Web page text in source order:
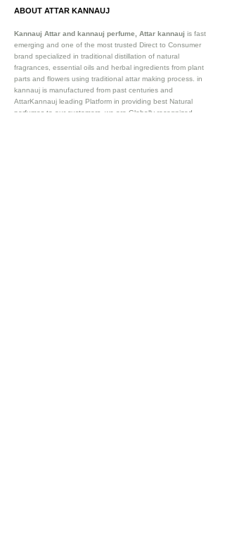
ABOUT ATTAR KANNAUJ
Kannauj Attar and kannauj perfume, Attar kannauj is fast
emerging and one of the most trusted Direct to Consumer
brand specialized in traditional distillation of natural
fragrances, essential oils and herbal ingredients from plant
parts and flowers using traditional attar making process. in
kannauj is manufactured from past centuries and
AttarKannauj leading Platform in providing best Natural
perfumes to our customers, we are Globally recognized